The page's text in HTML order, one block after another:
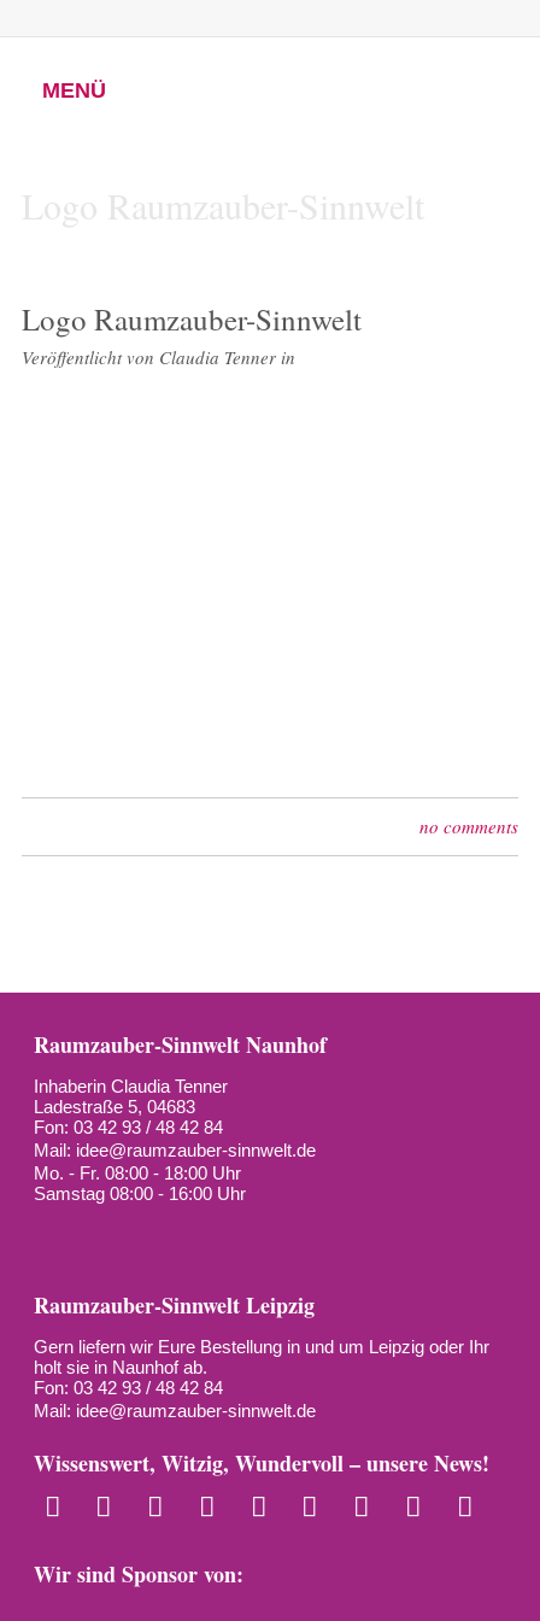
MENÜ
Logo Raumzauber-Sinnwelt
Logo Raumzauber-Sinnwelt
Veröffentlicht von Claudia Tennerin
no comments
Raumzauber-Sinnwelt Naunhof
Inhaberin Claudia Tenner
Ladestraße 5, 04683
Fon: 03 42 93 / 48 42 84
Mail: idee@raumzauber-sinnwelt.de
Mo. - Fr. 08:00 - 18:00 Uhr
Samstag 08:00 - 16:00 Uhr
Raumzauber-Sinnwelt Leipzig
Gern liefern wir Eure Bestellung in und um Leipzig oder Ihr
holt sie in Naunhof ab.
Fon: 03 42 93 / 48 42 84
Mail: idee@raumzauber-sinnwelt.de
Wissenswert, Witzig, Wundervoll – unsere News!
Wir sind Sponsor von: